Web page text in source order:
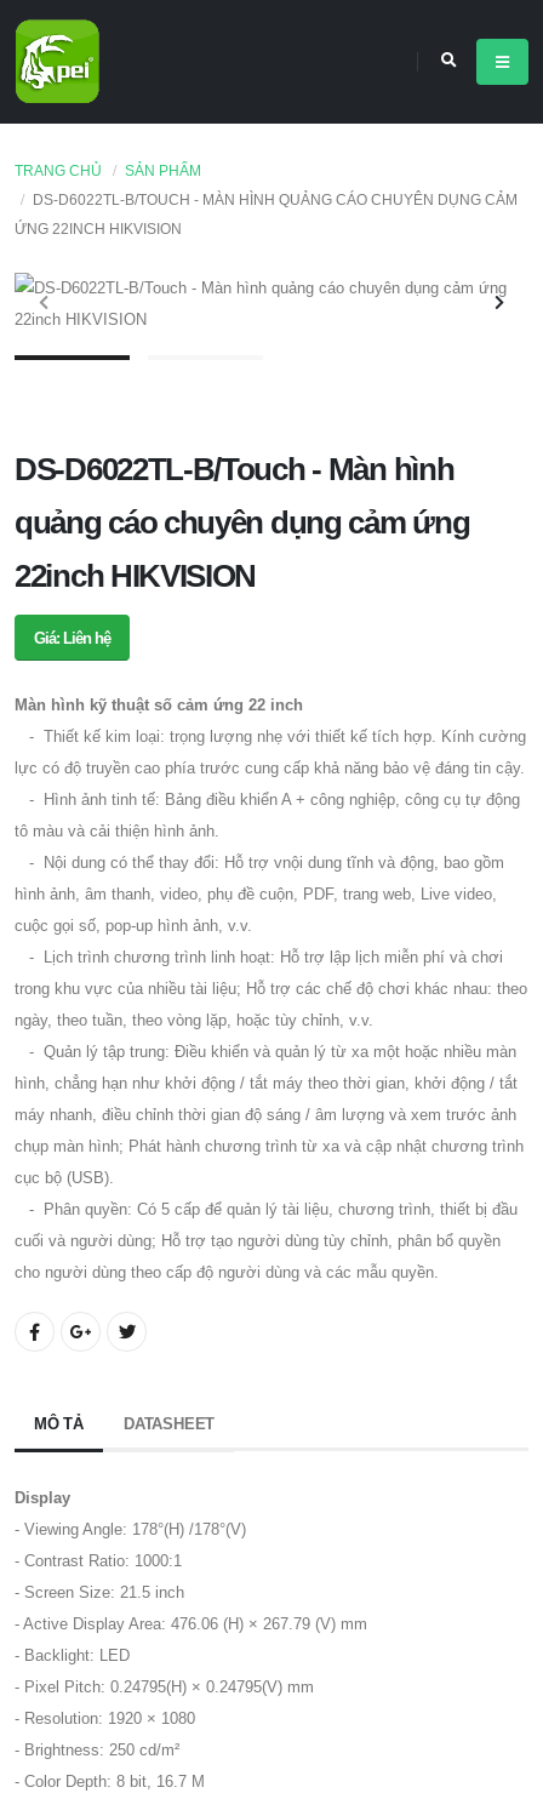
TRANG CHỦ
SẢN PHẨM
DS-D6022TL-B/TOUCH - MÀN HÌNH QUẢNG CÁO CHUYÊN DỤNG CẢM
ỨNG 22INCH HIKVISION
DS-D6022TL-B/Touch - Màn hình
quảng cáo chuyên dụng cảm ứng
22inch HIKVISION
Giá: Liên hệ
Màn hình kỹ thuật số cảm ứng 22 inch
- Thiết kế kim loại: trọng lượng nhẹ với thiết kế tích hợp. Kính cường
lực có độ truyền cao phía trước cung cấp khả năng bảo vệ đáng tin cậy.
- Hình ảnh tinh tế: Bảng điều khiển A + công nghiệp, công cụ tự động
tô màu và cải thiện hình ảnh.
- Nội dung có thể thay đổi: Hỗ trợ vnội dung tĩnh và động, bao gồm
hình ảnh, âm thanh, video, phụ đề cuộn, PDF, trang web, Live video,
cuộc gọi số, pop-up hình ảnh, v.v.
- Lịch trình chương trình linh hoạt: Hỗ trợ lập lịch miễn phí và chơi
trong khu vực của nhiều tài liệu; Hỗ trợ các chế độ chơi khác nhau: theo
ngày, theo tuần, theo vòng lặp, hoặc tùy chỉnh, v.v.
- Quản lý tập trung: Điều khiển và quản lý từ xa một hoặc nhiều màn
hình, chẳng hạn như khởi động / tắt máy theo thời gian, khởi động / tắt
máy nhanh, điều chỉnh thời gian độ sáng / âm lượng và xem trước ảnh
chụp màn hình; Phát hành chương trình từ xa và cập nhật chương trình
cục bộ (USB).
- Phân quyền: Có 5 cấp để quản lý tài liệu, chương trình, thiết bị đầu
cuối và người dùng; Hỗ trợ tạo người dùng tùy chỉnh, phân bổ quyền
cho người dùng theo cấp độ người dùng và các mẫu quyền.
MÔ TẢ DATASHEET
Display
- Viewing Angle: 178°(H) /178°(V)
- Contrast Ratio: 1000:1
- Screen Size: 21.5 inch
- Active Display Area: 476.06 (H) × 267.79 (V) mm
- Backlight: LED
- Pixel Pitch: 0.24795(H) × 0.24795(V) mm
- Resolution: 1920 × 1080
- Brightness: 250 cd/m²
- Color Depth: 8 bit, 16.7 M